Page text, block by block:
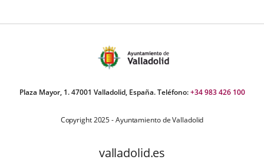
Plaza Mayor, 1. 47001 Valladolid, España. Teléfono:+34 983 426 100
Copyright 2025 - Ayuntamiento de Valladolid
valladolid.es